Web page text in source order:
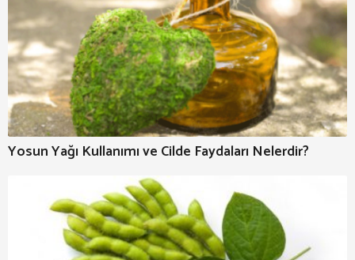
Yosun Yağı Kullanımı ve Cilde Faydaları Nelerdir?